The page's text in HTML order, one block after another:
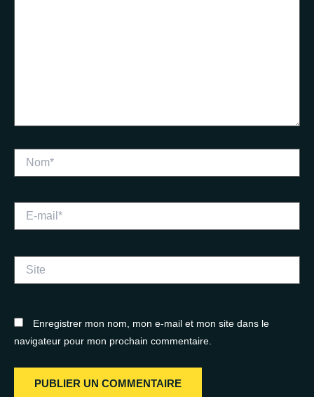
mail*
Enregistrer mon nom, mon e-mail et mon site dans le
navigateur pour mon prochain commentaire.